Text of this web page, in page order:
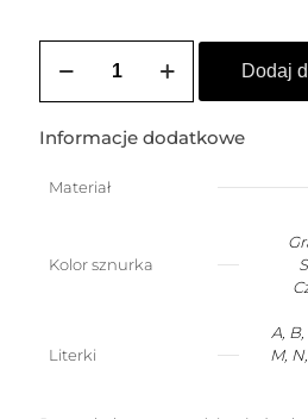
Bransoletka
dziecka
10
lat)
literką
Dodaj
Informacje dodatkowe
Materiał
Kolor sznurka
Literki
A, B,
M,